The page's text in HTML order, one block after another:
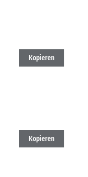
Kopieren
Kopieren